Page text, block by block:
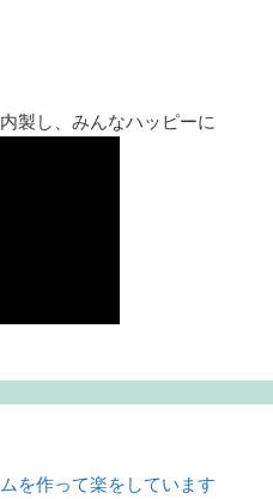
製し、みんなハッピーに
を作って楽をしています